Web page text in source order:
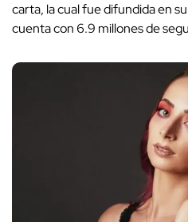
carta, la cual fue difundida en
cuenta con 6.9 millones de